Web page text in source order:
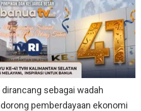
sebagai wadah
pemberdayaan ekonomi